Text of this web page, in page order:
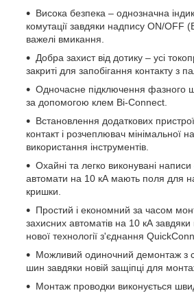
Висока безпека – однозначна
комутації завдяки надпису ON/OFF
важелі вмикання.
Добра захист від дотику – усі
закриті для запобігання контакту з
Одночасне підключення фазного
за допомогою клем Bi-Connect.
Встановлення додаткових
контакт і розчеплювач мінімальної
використання інструментів.
Охайні та легко виконувані написи
автомати на 10 кА мають поля для
кришки.
Простий і економний за часом
захисних автоматів на 10 кА
нової технології з'єднання
Можливий одиночний демонтаж з
шин завдяки новій защіпці для
Монтаж проводки виконується